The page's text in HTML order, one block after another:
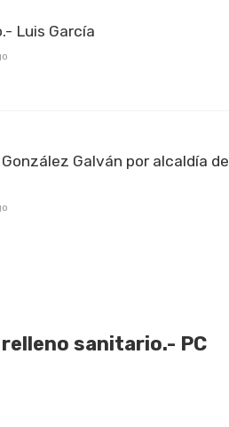
Luis García
Galván por alcaldía de
sanitario.- PC